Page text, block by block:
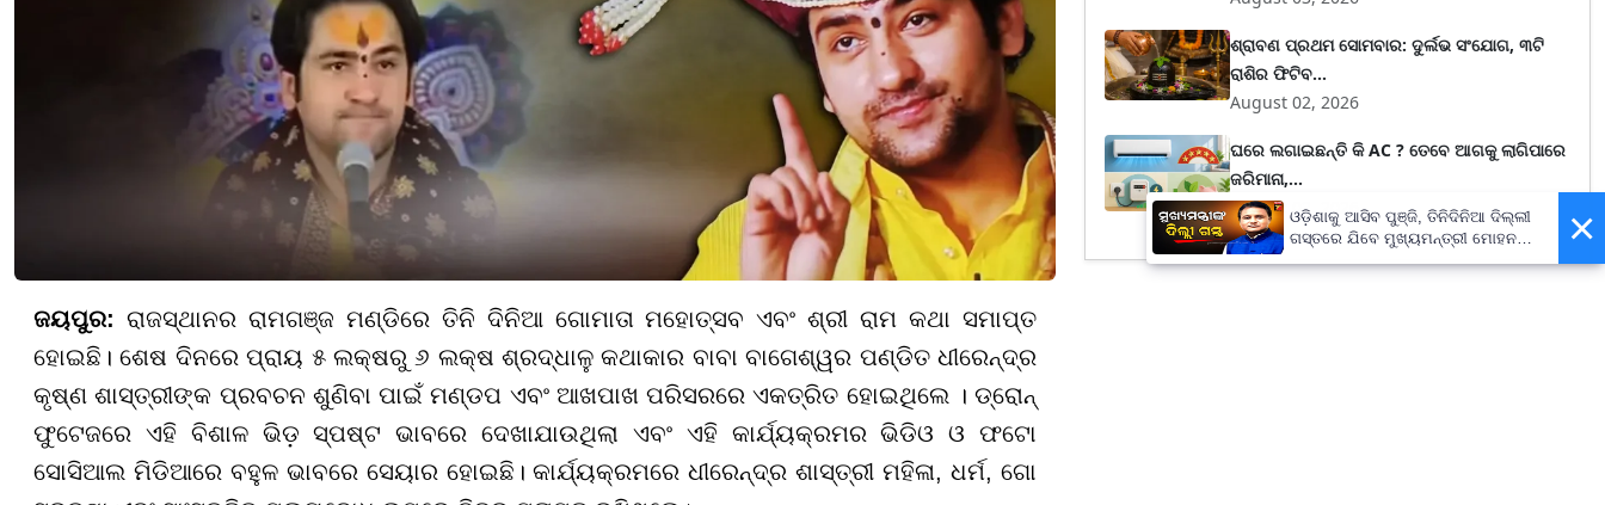
ଜୟପୁର: ରାଜସ୍ଥାନର ରାମଗଞ୍ଜ ମଣ୍ଡିରେ ତିନି ଦିନିଆ ଗୋମାତା ମହୋତ୍ସବ ଏବଂ ଶ୍ରୀ ରାମ କଥା ସମାପ୍ତ
ହୋଇଛି। ଶେଷ ଦିନରେ ପ୍ରାୟ ୫ ଲକ୍ଷରୁ ୬ ଲକ୍ଷ ଶ୍ରଦ୍ଧାଳୁ କଥାକାର ବାବା ବାଗେଶ୍ୱର ପଣ୍ଡିତ ଧୀରେନ୍ଦ୍ର
କୃଷ୍ଣ ଶାସ୍ତ୍ରୀଙ୍କ ପ୍ରବଚନ ଶୁଣିବା ପାଇଁ ମଣ୍ଡପ ଏବଂ ଆଖପାଖ ପରିସରରେ ଏକତ୍ରିତ ହୋଇଥିଲେ । ଡ୍ରୋନ୍
ଫୁଟେଜରେ ଏହି ବିଶାଳ ଭିଡ଼ ସ୍ପଷ୍ଟ ଭାବରେ ଦେଖାଯାଉଥିଲା ଏବଂ ଏହି କାର୍ଯ୍ୟକ୍ରମର ଭିଡିଓ ଓ ଫଟୋ
ସୋସିଆଲ ମିଡିଆରେ ବହୁଳ ଭାବରେ ସେୟାର ହୋଇଛି। କାର୍ଯ୍ୟକ୍ରମରେ ଧୀରେନ୍ଦ୍ର ଶାସ୍ତ୍ରୀ ମହିଳା, ଧର୍ମ, ଗୋ
ଶ୍ରାବଣ ପ୍ରଥମ ସୋମବାର: ଦୁର୍ଲଭ ସଂଯୋଗ, ୩ଟି
ରାଶିର ଫିଟିବ...
August 02, 2026
ଘରେ ଲଗାଇଛନ୍ତି କି AC ? ତେବେ ଆଗକୁ ଲାଗିପାରେ
ଜରିମାନା,...
August 02, 2026
×
ଓଡ଼ିଶାକୁ ଆସିବ ପୁଞ୍ଜି, ତିନିଦିନିଆ ଦିଲ୍ଲୀ
ଗସ୍ତରେ ଯିବେ ମୁଖ୍ୟମନ୍ତ୍ରୀ ମୋହନ